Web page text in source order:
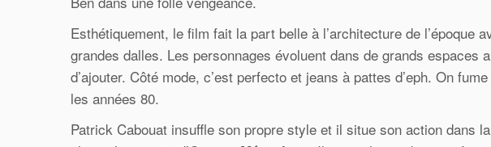
Esthétiquement, le film fait la part belle à l’architecture de l’époque
grandes dalles. Les personnages évoluent dans de grands
d’ajouter. Côté mode, c’est perfecto et jeans à pattes d’eph. On
les années 80.
Patrick Cabouat insuffle son propre style et il situe son action dans